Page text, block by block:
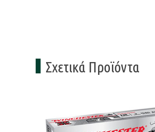
Σχετικά Προϊόντα